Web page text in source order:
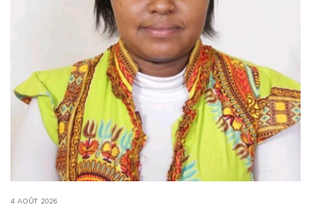
4 AOÛT 2026